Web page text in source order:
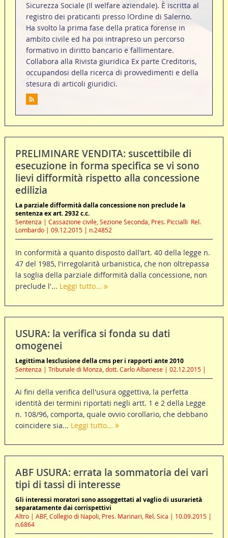
Sicurezza Sociale (Il welfare aziendale). È iscritta al
registro dei praticanti presso lOrdine di Salerno.
Ha svolto la prima fase della pratica forense in
ambito civile ed ha poi intrapreso un percorso
formativo in diritto bancario e fallimentare.
Collabora alla Rivista giuridica Ex parte Creditoris,
occupandosi della ricerca di provvedimenti e della
stesura di articoli giuridici.
PRELIMINARE VENDITA: suscettibile di
esecuzione in forma specifica se vi sono
lievi difformità rispetto alla concessione
edilizia
La parziale difformità dalla concessione non preclude la
sentenza ex art. 2932 c.c.
Sentenza | Cassazione civile, Sezione Seconda, Pres. Piccialli  Rel.
Lombardo | 09.12.2015 | n.24852
In conformità a quanto disposto dall'art. 40 della legge n.
47 del 1985, l'irregolarità urbanistica, che non oltrepassa
la soglia della parziale difformità dalla concessione, non
preclude l'... Leggi tutto...
USURA: la verifica si fonda su dati
omogenei
Legittima lesclusione della cms per i rapporti ante 2010
Sentenza | Tribunale di Monza, dott. Carlo Albanese | 02.12.2015 |
Ai fini della verifica dell'usura oggettiva, la perfetta
identità dei termini riportati negli artt. 1 e 2 della Legge
n. 108/96, comporta, quale ovvio corollario, che debbano
coincidere sia... Leggi tutto...
ABF USURA: errata la sommatoria dei vari
tipi di tassi di interesse
Gli interessi moratori sono assoggettati al vaglio di usurarietà
separatamente dai corrispettivi
Altro | ABF, Collegio di Napoli, Pres. Marinari, Rel. Sica | 10.09.2015 |
n.6864